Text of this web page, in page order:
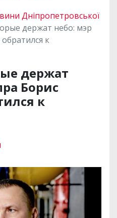
s
A
p
p
e
r l
Дніпропетровської
держат небо: мэр
к
держат
Борис
к